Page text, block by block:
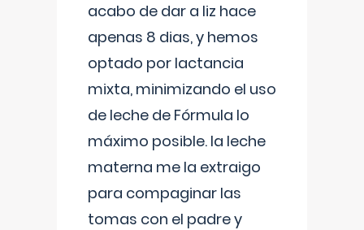
acabo de dar a liz hace
apenas 8 dias, y hemos
optado por lactancia
mixta, minimizando el uso
de leche de Fórmula lo
máximo posible. la leche
materna me la extraigo
para compaginar las
tomas con el padre y